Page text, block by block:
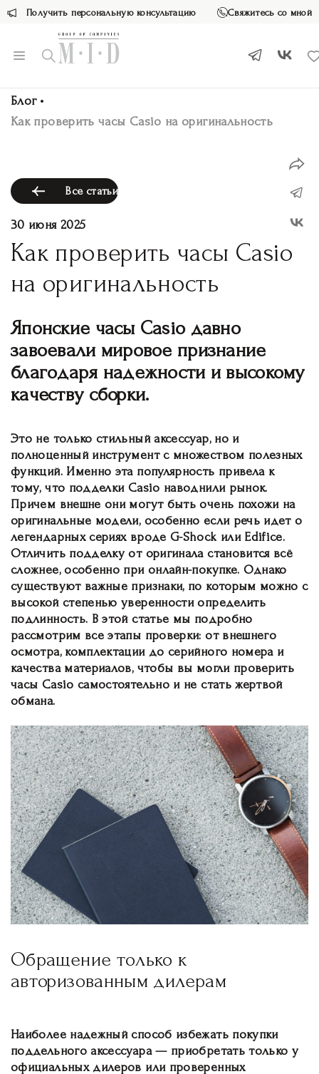
Получить персональную консультацию Свяжитесь со мной
Блог
Как проверить часы Casio на оригинальность
Все статьи
30 июня 2025
Как проверить часы Casio
на оригинальность
Японские часы Casio давно
завоевали мировое признание
благодаря надежности и высокому
качеству сборки.
Это не только стильный аксессуар, но и
полноценный инструмент с множеством полезных
функций. Именно эта популярность привела к
тому, что подделки Casio наводнили рынок.
Причем внешне они могут быть очень похожи на
оригинальные модели, особенно если речь идет о
легендарных сериях вроде G-Shock или Edifice.
Отличить подделку от оригинала становится всё
сложнее, особенно при онлайн-покупке. Однако
существуют важные признаки, по которым можно с
высокой степенью уверенности определить
подлинность. В этой статье мы подробно
рассмотрим все этапы проверки: от внешнего
осмотра, комплектации до серийного номера и
качества материалов, чтобы вы могли проверить
часы Casio самостоятельно и не стать жертвой
обмана.
Обращение только к
авторизованным дилерам
Наиболее надежный способ избежать покупки
поддельного аксессуара — приобретать только у
официальных дилеров или проверенных